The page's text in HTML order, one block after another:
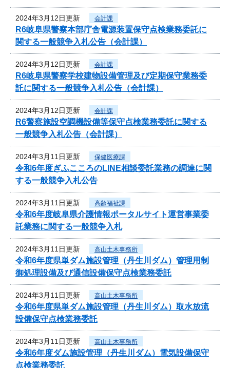
2024年3月12日更新 会計課
R6岐阜県警察本部庁舎電源装置保守点検業務委託に
関する一般競争入札公告（会計課）
2024年3月12日更新 会計課
R6岐阜県警察学校建物設備管理及び定期保守業務委
託に関する一般競争入札公告（会計課）
2024年3月12日更新 会計課
R6警察施設空調機設備等保守点検業務委託に関する
一般競争入札公告（会計課）
2024年3月11日更新 保健医療課
令和6年度ぎふこころのLINE相談委託業務の調達に関
する一般競争入札公告
2024年3月11日更新 高齢福祉課
令和6年度岐阜県介護情報ポータルサイト運営事業委
託業務に関する一般競争入札
2024年3月11日更新 高山土木事務所
令和6年度県単ダム施設管理（丹生川ダム）管理用制
御処理設備及び通信設備保守点検業務委託
2024年3月11日更新 高山土木事務所
令和6年度県単ダム施設管理（丹生川ダム）取水放流
設備保守点検業務委託
2024年3月11日更新 高山土木事務所
令和6年度ダム施設管理（丹生川ダム）電気設備保守
点検業務委託